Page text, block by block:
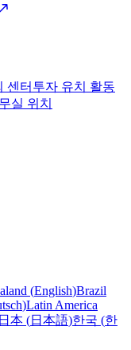
센터 투자 유치 활동
실 위치
(English)Brazil
)Latin America
日本 (日本語)한국 (한